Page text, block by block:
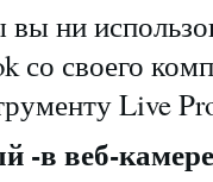
ни
со своего
Live
-в веб-камере